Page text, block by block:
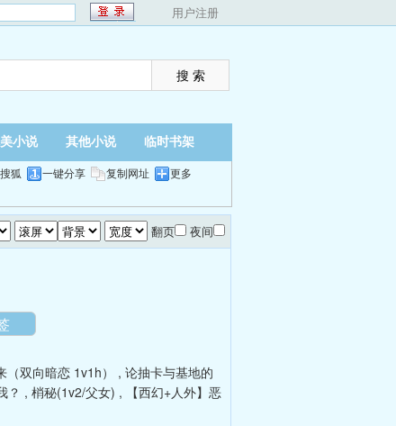
用户注册
小说 其他小说 临时书架
狐 一键分享 复制网址 更多
翻页 夜间
（双向暗恋 1v1h） , 论抽卡与基地的
？ , 梢秘(1v2/父女) ,
【西幻+人外】恶